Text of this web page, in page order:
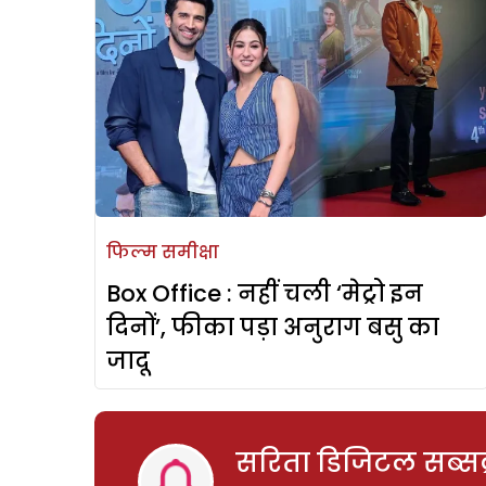
फिल्म समीक्षा
Box Office : नहीं चली ‘मेट्रो इन
दिनों’, फीका पड़ा अनुराग बसु का
जादू
सरिता डिजिटल